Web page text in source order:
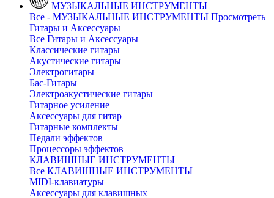
МУЗЫКАЛЬНЫЕ ИНСТРУМЕНТЫ
Все - МУЗЫКАЛЬНЫЕ ИНСТРУМЕНТЫ Просмотреть
Гитары и Аксессуары
Все Гитары и Аксессуары
Классические гитары
Акустические гитары
Электрогитары
Бас-Гитары
Электроакустические гитары
Гитарное усиление
Аксессуары для гитар
Гитарные комплекты
Педали эффектов
Процессоры эффектов
КЛАВИШНЫЕ ИНСТРУМЕНТЫ
Все КЛАВИШНЫЕ ИНСТРУМЕНТЫ
MIDI-клавиатуры
Аксессуары для клавишных